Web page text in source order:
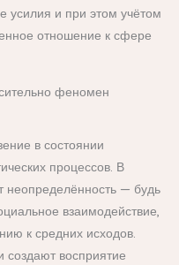
усилия и при этом учётом
отношение к сфере
феномен
в состоянии
процессов. В
неопределённость — будь
взаимодействие,
к средних исходов.
восприятие